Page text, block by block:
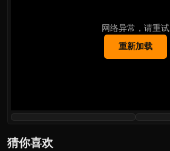
网络异常，请重试
重新加载
猜你喜欢